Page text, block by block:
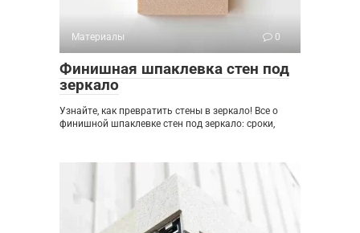
Материалы 0
Финишная шпаклевка стен под
зеркало
Узнайте, как превратить стены в зеркало! Все о
финишной шпаклевке стен под зеркало: сроки,